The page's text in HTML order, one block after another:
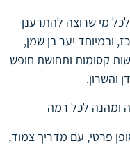
מי שרוצה להתרענן
ובמיוחד יער בן שמן,
קסומות ותחושת חופש
והשרון.
ומהנה לכל רמה
פרטי, עם מדריך צמוד,